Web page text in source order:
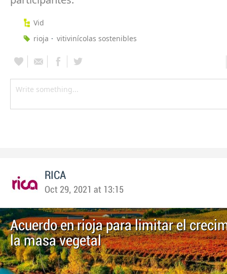
Vid
rioja
vitivinícolas sostenibles
RICA
Oct 29, 2021 at 13:15
Acuerdo en rioja para limitar el
la masa vegetal